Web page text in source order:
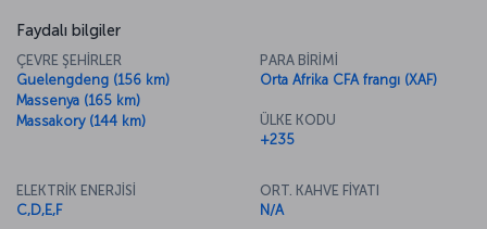
Faydalı bilgiler
ÇEVRE ŞEHİRLER
Guelengdeng (156 km)
Massenya (165 km)
Massakory (144 km)
PARA BİRİMİ
Orta Afrika CFA frangı (XAF)
ÜLKE KODU
+235
ELEKTRİK ENERJİSİ
C,D,E,F
ORT. KAHVE FİYATI
N/A